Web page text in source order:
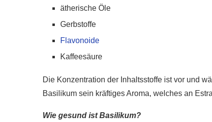
ätherische Öle
Gerbstoffe
Flavonoide
Kaffeesäure
Die Konzentration der Inhaltsstoffe ist vor und
Basilikum sein kräftiges Aroma, welches an
Wie gesund ist Basilikum?